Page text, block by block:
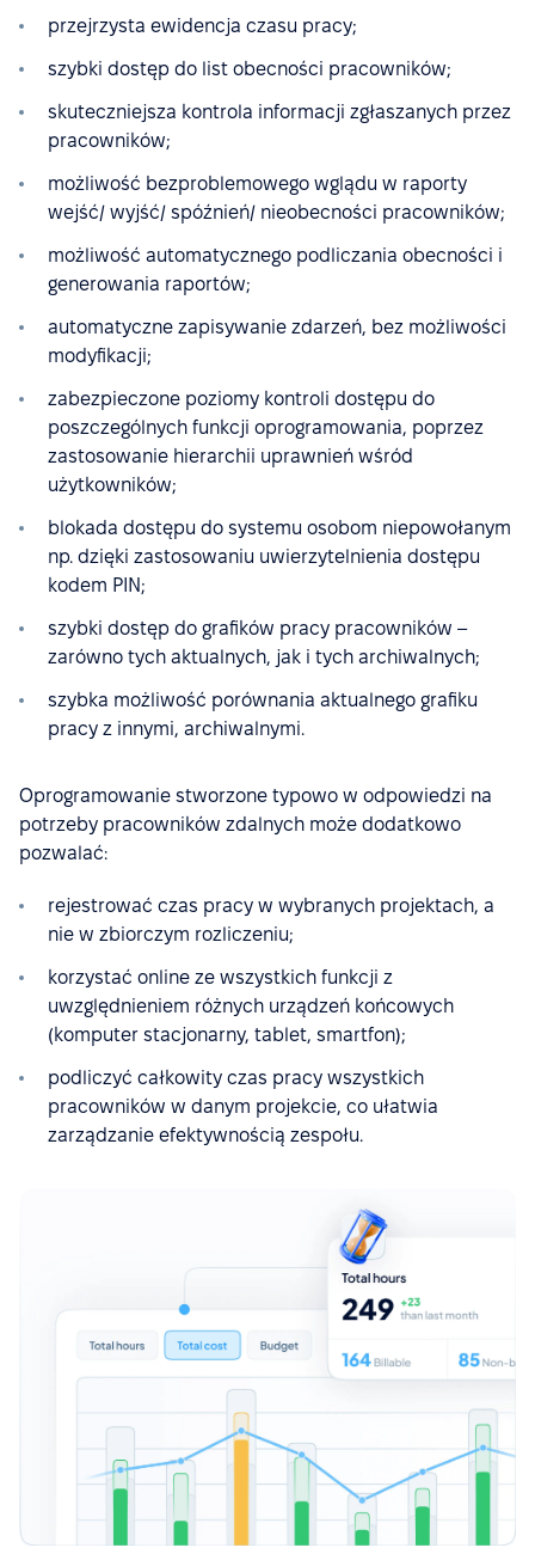
przejrzysta ewidencja czasu pracy;
szybki dostęp do list obecności pracowników;
skuteczniejsza kontrola informacji zgłaszanych przez
pracowników;
możliwość bezproblemowego wglądu w raporty
wejść/ wyjść/ spóźnień/ nieobecności pracowników;
możliwość automatycznego podliczania obecności i
generowania raportów;
automatyczne zapisywanie zdarzeń, bez możliwości
modyfikacji;
zabezpieczone poziomy kontroli dostępu do
poszczególnych funkcji oprogramowania, poprzez
zastosowanie hierarchii uprawnień wśród
użytkowników;
blokada dostępu do systemu osobom niepowołanym
np. dzięki zastosowaniu uwierzytelnienia dostępu
kodem PIN;
szybki dostęp do grafików pracy pracowników –
zarówno tych aktualnych, jak i tych archiwalnych;
szybka możliwość porównania aktualnego grafiku
pracy z innymi, archiwalnymi.
Oprogramowanie stworzone typowo w odpowiedzi na
potrzeby pracowników zdalnych może dodatkowo
pozwalać:
rejestrować czas pracy w wybranych projektach, a
nie w zbiorczym rozliczeniu;
korzystać online ze wszystkich funkcji z
uwzględnieniem różnych urządzeń końcowych
(komputer stacjonarny, tablet, smartfon);
podliczyć całkowity czas pracy wszystkich
pracowników w danym projekcie, co ułatwia
zarządzanie efektywnością zespołu.